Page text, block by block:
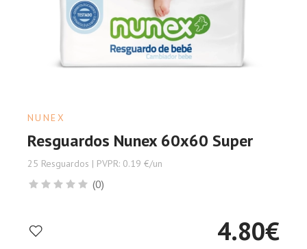
NUNEX
Resguardos Nunex 60x60 Super
25 Resguardos | PVPR: 0.19 €/un
(0)
4.80€